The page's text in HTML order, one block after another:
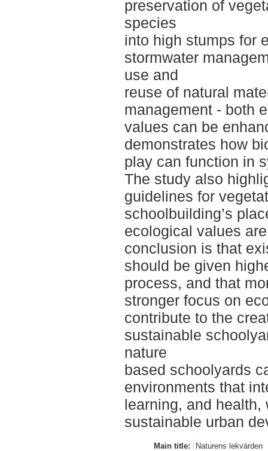
preservation of
species
into high stumps for
stormwater
use and
reuse of natural
management - both
values can be
demonstrates how
play can function in
The study also
guidelines for
schoolbuilding’s
ecological values
conclusion is that
should be given
process, and that
stronger focus on
contribute to the
sustainable
nature
based schoolyards
environments that
learning, and
sustainable urban
Main title:
Naturens lekvärden